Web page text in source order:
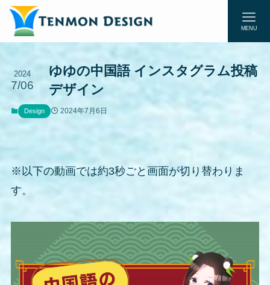
MENU
ゆゆの中国語 インスタグラム投稿
デザイン
2024
7/06
Design 2024年7月6日
※以下の動画では約3秒ごと画面が切り替わりま
す。